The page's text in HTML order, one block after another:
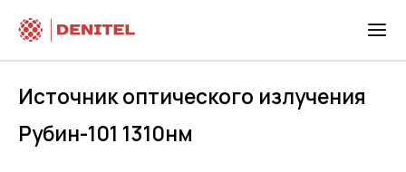
Источник оптического излучения
Рубин-101 1310нм